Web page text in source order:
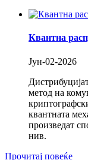
Квантна
Јун-02-2026
метод на
квантната
произведат
нив.
Прочитај повеќе